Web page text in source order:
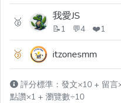
🥈 我愛JS
📝1 💬4 ❤️1
🥉 itzonesmm
評分標準：發文×10 + 留
點讚×1 + 瀏覽數÷10